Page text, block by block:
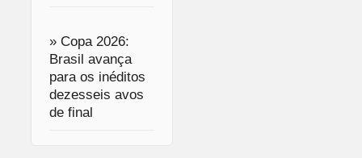
» Copa 2026:
Brasil avança
para os inéditos
dezesseis avos
de final